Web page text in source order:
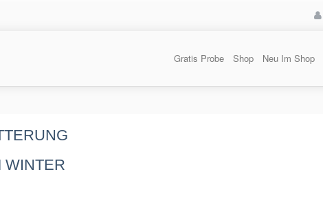
Gratis Probe Shop Neu Im Shop